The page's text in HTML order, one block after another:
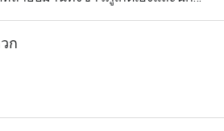
บประทานพิซซ่าที่นี่กันเป็นประจำ
มพิซซ่าของเชาว์จึงอร่อยเหนือชั้น
กพิซซ่าแล้ว ทางร้านก็ยังมีเมนู
ให้เลือกทานด้วย อย่างเช่น พาสต้า
ก